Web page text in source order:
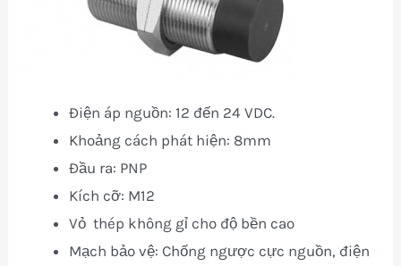
Điện áp nguồn: 12 đến 24 VDC.
Khoảng cách phát hiện: 8mm
Đầu ra: PNP
Kích cỡ: M12
Vỏ thép không gỉ cho độ bền cao
Mạch bảo vệ: Chống ngược cực nguồn, điện